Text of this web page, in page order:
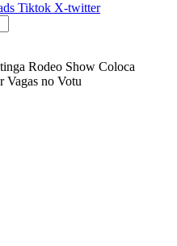
Tiktok X-twitter
Rodeo Show Coloca
Vagas no Votu